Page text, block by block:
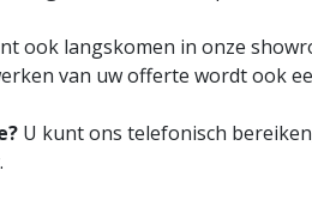
ook langskomen in onze
van uw offerte wordt ook
U kunt ons telefonisch